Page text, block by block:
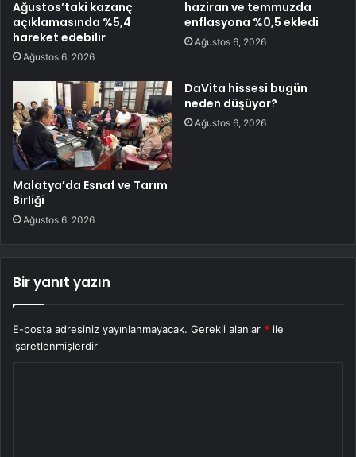
Ağustos’taki kazanç
açıklamasında %5,4
hareket edebilir
Ağustos 6, 2026
haziran ve temmuzda
enflasyona %0,5 ekledi
Ağustos 6, 2026
Malatya’da Esnaf ve Tarım
Birliği
Ağustos 6, 2026
DaVita hissesi bugün
neden düşüyor?
Ağustos 6, 2026
Bir yanıt yazın
E-posta adresiniz yayınlanmayacak. Gerekli alanlar * ile
işaretlenmişlerdir